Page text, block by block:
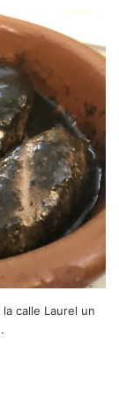
calle Laurel un